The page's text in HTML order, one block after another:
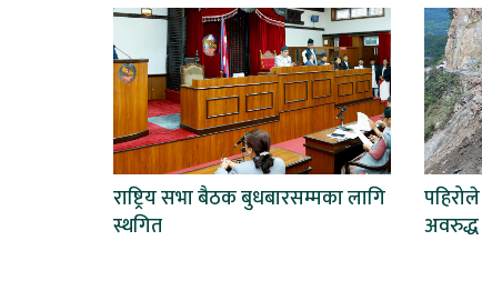
राष्ट्रिय सभा बैठक बुधबारसम्मका लागि
स्थगित
अवरुद्ध